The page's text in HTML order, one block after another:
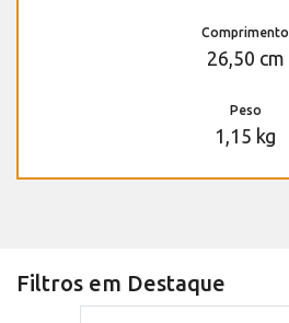
Comprimento
26,50 cm
Peso
1,15 kg
Filtros em Destaque